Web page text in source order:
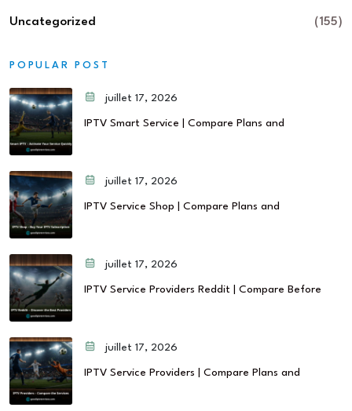
Uncategorized (155)
POPULAR POST
juillet 17, 2026
IPTV Smart Service | Compare Plans and
juillet 17, 2026
IPTV Service Shop | Compare Plans and
juillet 17, 2026
IPTV Service Providers Reddit | Compare Before
juillet 17, 2026
IPTV Service Providers | Compare Plans and